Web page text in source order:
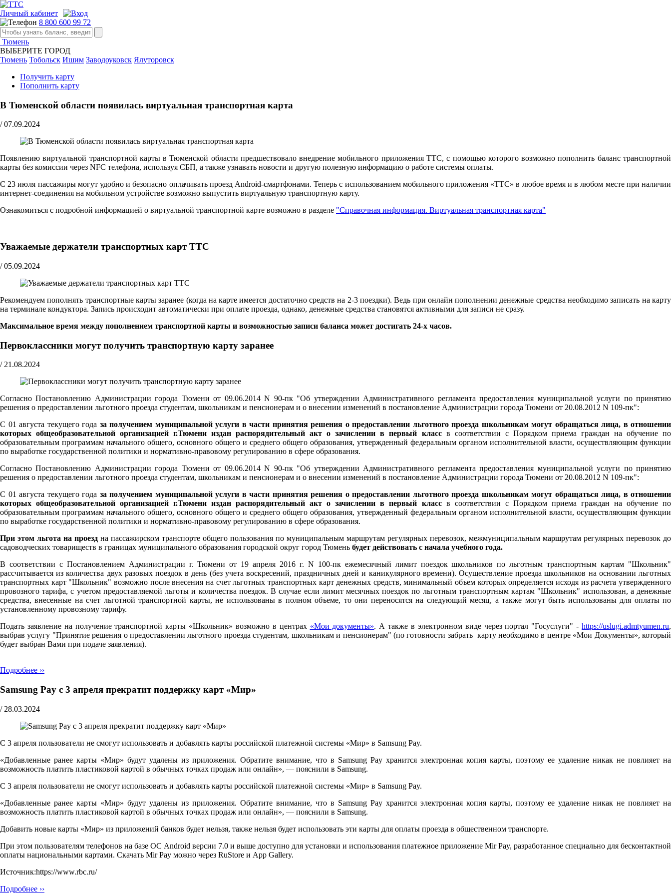
Личный кабинет
8 800 600 99 72
Тюмень
ВЫБЕРИТЕ ГОРОД
Тюмень Тобольск Ишим Заводоуковск Ялуторовск
Получить карту
Пополнить карту
В Тюменской области появилась виртуальная транспортная карта
/ 07.09.2024
Появлению виртуальной транспортной карты в Тюменской области предшествовало внедрение мобильного приложения ТТС, с помощью которого возможно пополнить баланс транспортной
карты без комиссии через NFC телефона, используя СБП, а также узнавать новости и другую полезную информацию о работе системы оплаты.
С 23 июля пассажиры могут удобно и безопасно оплачивать проезд Android-смартфонами. Теперь с использованием мобильного приложения «ТТС» в любое время и в любом месте при наличии
интернет-соединения на мобильном устройстве возможно выпустить виртуальную транспортную карту.
Ознакомиться с подробной информацией о виртуальной транспортной карте возможно в разделе "Справочная информация. Виртуальная транспортная карта"
Уважаемые держатели транспортных карт ТТС
/ 05.09.2024
Рекомендуем пополнять транспортные карты заранее (когда на карте имеется достаточно средств на 2-3 поездки). Ведь при онлайн пополнении денежные средства необходимо записать на карту
на терминале кондуктора. Запись происходит автоматически при оплате проезда, однако, денежные средства становятся активными для записи не сразу.
Максимальное время между пополнением транспортной карты и возможностью записи баланса может достигать 24-х часов.
Первоклассники могут получить транспортную карту заранее
/ 21.08.2024
Согласно Постановлению Администрации города Тюмени от 09.06.2014 N 90-пк "Об утверждении Административного регламента предоставления муниципальной услуги по принятию
решения о предоставлении льготного проезда студентам, школьникам и пенсионерам и о внесении изменений в постановление Администрации города Тюмени от 20.08.2012 N 109-пк":
С 01 августа текущего года за получением муниципальной услуги в части принятия решения о предоставлении льготного проезда школьникам могут обращаться лица, в отношении
которых общеобразовательной организацией г.Тюмени издан распорядительный акт о зачислении в первый классв соответствии с Порядком приема граждан на обучение по
образовательным программам начального общего, основного общего и среднего общего образования, утвержденный федеральным органом исполнительной власти, осуществляющим функции
по выработке государственной политики и нормативно-правовому регулированию в сфере образования.
Согласно Постановлению Администрации города Тюмени от 09.06.2014 N 90-пк "Об утверждении Административного регламента предоставления муниципальной услуги по принятию
решения о предоставлении льготного проезда студентам, школьникам и пенсионерам и о внесении изменений в постановление Администрации города Тюмени от 20.08.2012 N 109-пк":
С 01 августа текущего года за получением муниципальной услуги в части принятия решения о предоставлении льготного проезда школьникам могут обращаться лица, в отношении
которых общеобразовательной организацией г.Тюмени издан распорядительный акт о зачислении в первый классв соответствии с Порядком приема граждан на обучение по
образовательным программам начального общего, основного общего и среднего общего образования, утвержденный федеральным органом исполнительной власти, осуществляющим функции
по выработке государственной политики и нормативно-правовому регулированию в сфере образования.
При этом льгота на проезд на пассажирском транспорте общего пользования по муниципальным маршрутам регулярных перевозок, межмуниципальным маршрутам регулярных перевозок до
садоводческих товариществ в границах муниципального образования городской округ город Тюмень будет действовать с начала учебного года.
В соответствии с Постановлением Администрации г. Тюмени от 19 апреля 2016 г. N 100-пк ежемесячный лимит поездок школьников по льготным транспортным картам "Школьник"
рассчитывается из количества двух разовых поездок в день (без учета воскресений, праздничных дней и каникулярного времени). Осуществление проезда школьников на основании льготных
транспортных карт "Школьник" возможно после внесения на счет льготных транспортных карт денежных средств, минимальный объем которых определяется исходя из расчета утвержденного
провозного тарифа, с учетом предоставляемой льготы и количества поездок. В случае если лимит месячных поездок по льготным транспортным картам "Школьник" использован, а денежные
средства, внесенные на счет льготной транспортной карты, не использованы в полном объеме, то они переносятся на следующий месяц, а также могут быть использованы для оплаты по
установленному провозному тарифу.
Подать заявление на получение транспортной карты «Школьник» возможно в центрах «Мои документы». А также в электронном виде через портал "Госуслуги" -https://uslugi.admtyumen.ru,
выбрав услугу "Принятие решения о предоставлении льготного проезда студентам, школьникам и пенсионерам" (по готовности забрать карту необходимо в центре «Мои Документы», который
будет выбран Вами при подаче заявления).
Подробнее ››
Samsung Pay с 3 апреля прекратит поддержку карт «Мир»
/ 28.03.2024
С 3 апреля пользователи не смогут использовать и добавлять карты российской платежной системы «Мир» в Samsung Pay.
«Добавленные ранее карты «Мир» будут удалены из приложения. Обратите внимание, что в Samsung Pay хранится электронная копия карты, поэтому ее удаление никак не повлияет на
возможность платить пластиковой картой в обычных точках продаж или онлайн», — пояснили в Samsung.
С 3 апреля пользователи не смогут использовать и добавлять карты российской платежной системы «Мир» в Samsung Pay.
«Добавленные ранее карты «Мир» будут удалены из приложения. Обратите внимание, что в Samsung Pay хранится электронная копия карты, поэтому ее удаление никак не повлияет на
возможность платить пластиковой картой в обычных точках продаж или онлайн», — пояснили в Samsung.
Добавить новые карты «Мир» из приложений банков будет нельзя, также нельзя будет использовать эти карты для оплаты проезда в общественном транспорте.
При этом пользователям телефонов на базе ОС Android версии 7.0 и выше доступно для установки и использования платежное приложение Mir Pay, разработанное специально для бесконтактной
оплаты национальными картами. Скачать Mir Pay можно через RuStore и App Gallery.
Источник:https://www.rbc.ru/
Подробнее ››